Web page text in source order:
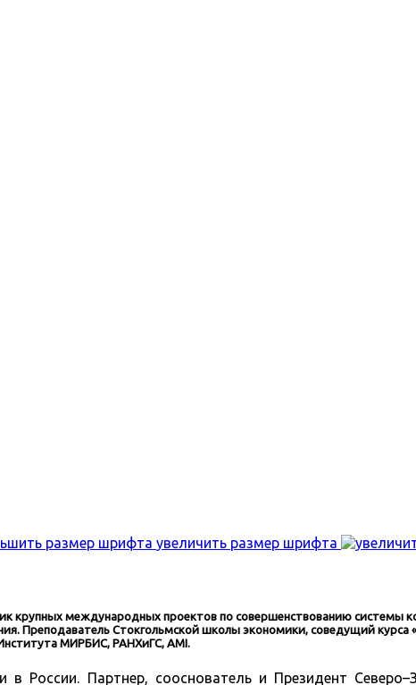
увеличить размер шрифта
крупных международных проектов по совершенствованию системы
Преподаватель Стокгольмской школы экономики, соведущий курса
МИРБИС, РАНХиГС, AMI.
в России. Партнер, сооснователь и Президент